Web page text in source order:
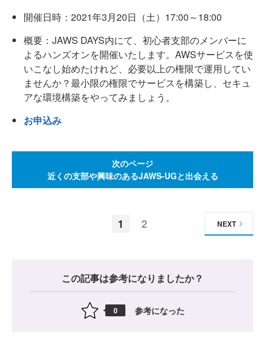
開催日時：2021年3月20日（土）17:00～18:00
概要：JAWS DAYS内にて、初心者支部のメンバーに
よるハンズオンを開催いたします。AWSサービスを使
いこなし始めたけれど、必要以上の権限で運用してい
ませんか？最小限の権限でサービスを構築し、セキュ
アな環境構築をやってみましょう。
お申込み
次のページ
近くの支部や興味のあるJAWS-UGと出会える
1 2 NEXT
この記事は参考になりましたか？
0 参考になった